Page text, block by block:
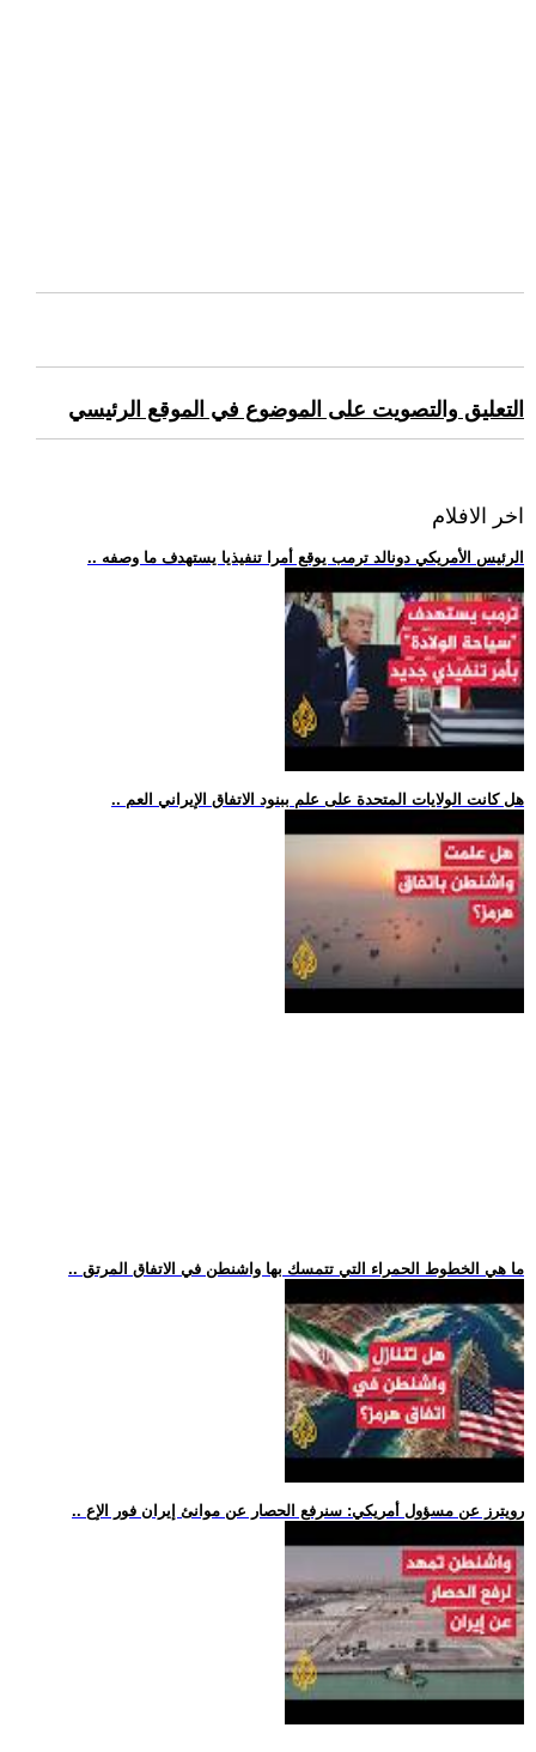
التعليق والتصويت على الموضوع في الموقع الرئيسي
اخر الافلام
.. الرئيس الأمريكي دونالد ترمب يوقع أمرا تنفيذيا يستهدف ما وصفه
.. هل كانت الولايات المتحدة على علم ببنود الاتفاق الإيراني العم
.. ما هي الخطوط الحمراء التي تتمسك بها واشنطن في الاتفاق المرتق
.. رويترز عن مسؤول أمريكي: سنرفع الحصار عن موانئ إيران فور الإع